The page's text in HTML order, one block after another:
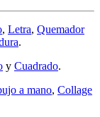
, Letra, Quemador
.
y Cuadrado.
a mano, Collage